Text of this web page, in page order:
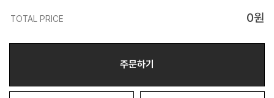
TOTAL PRICE 0원
주문하기